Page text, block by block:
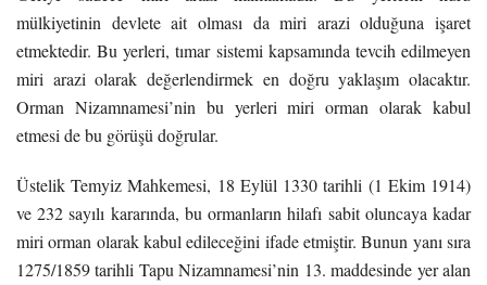
mülkiyetinin devlete ait olması da miri arazi olduğuna işaret
etmektedir. Bu yerleri, tımar sistemi kapsamında tevcih edilmeyen
miri arazi olarak değerlendirmek en doğru yaklaşım olacaktır.
Orman Nizamnamesi’nin bu yerleri miri orman olarak kabul
etmesi de bu görüşü doğrular.
Üstelik Temyiz Mahkemesi, 18 Eylül 1330 tarihli (1 Ekim 1914)
ve 232 sayılı kararında, bu ormanların hilafı sabit oluncaya kadar
miri orman olarak kabul edileceğini ifade etmiştir. Bunun yanı sıra
1275/1859 tarihli Tapu Nizamnamesi’nin 13. maddesinde yer alan